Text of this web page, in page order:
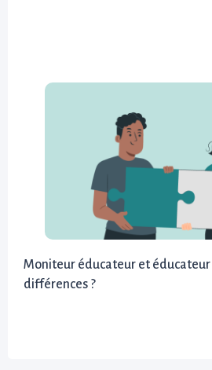
Moniteur éducateur et éducateur
différences ?